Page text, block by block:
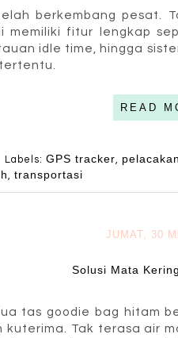
berkembang pesat.
memiliki fitur lengkap
idle time, hingga
READ
Labels:GPS tracker
transportasi
JUMAT, 30
Solusi Mata
tas goodie bag hitam
kuterima. Tak terasa air